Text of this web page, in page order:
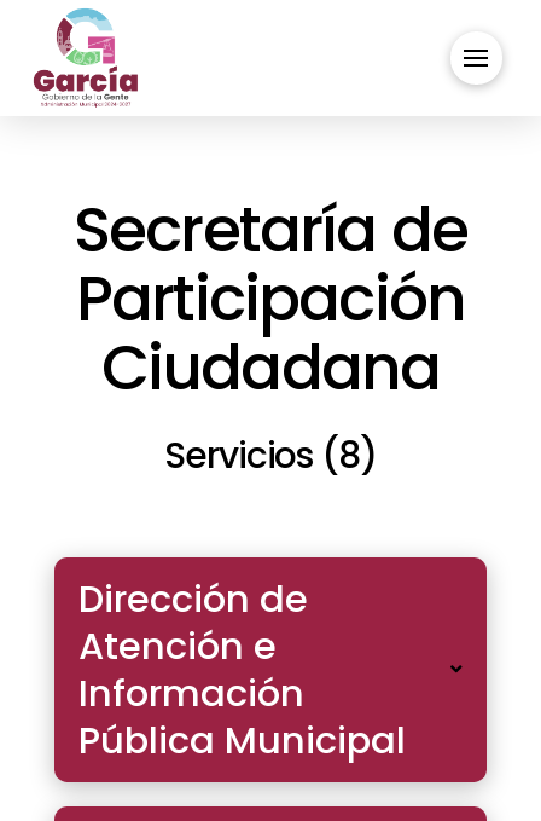
Secretaría de
Participación
Ciudadana
Servicios (8)
Dirección de
Atención e
Información
Pública Municipal